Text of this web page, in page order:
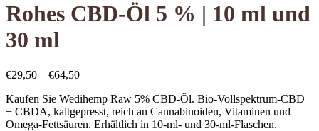
Rohes CBD-Öl 5 % | 10 ml und
30 ml
€29,50 – €64,50Preisspanne:
bis
€64,50
Kaufen Sie Wedihemp Raw 5% CBD-Öl. Bio-Vollspektrum-CBD
+ CBDA, kaltgepresst, reich an Cannabinoiden, Vitaminen und
Omega-Fettsäuren. Erhältlich in 10-ml- und 30-ml-Flaschen.